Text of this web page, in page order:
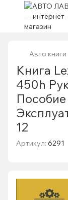
Авто книги
Книга
450h
12
Артикул: 6291